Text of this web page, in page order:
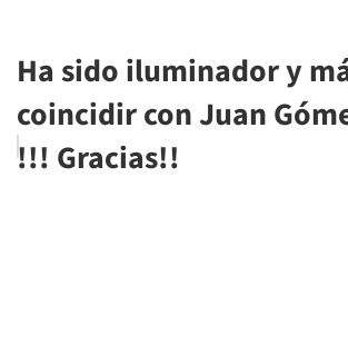
Ha sido iluminador y
coincidir con Juan
!!! Gracias!!